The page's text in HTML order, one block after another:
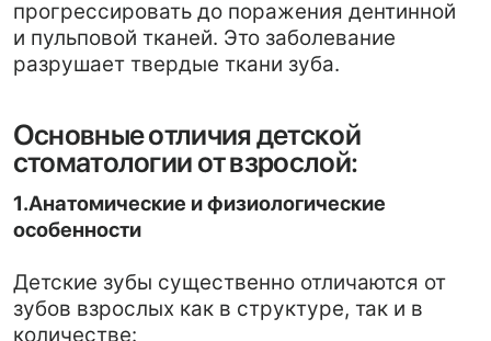
1.Анатомические и физиологические
особенности
Детские зубы существенно отличаются от
количестве:
Во-первых, Молочные зубы имеют
которая делает их более
подверженными кариесу. Кроме того,
и ближе к эмали, что делает лечение
более сложным.
Во-вторых, челюстно-лицевая система